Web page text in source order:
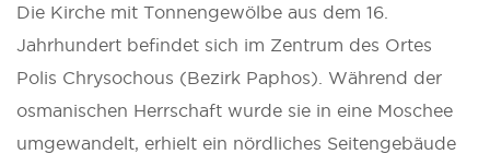
Die Kirche mit Tonnengewölbe aus dem 16.
Jahrhundert befindet sich im Zentrum des Ortes
Polis Chrysochous (Bezirk Paphos). Während der
osmanischen Herrschaft wurde sie in eine Moschee
umgewandelt, erhielt ein nördliches Seitengebäude